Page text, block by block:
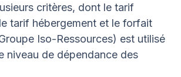
critères, dont le tarif
tarif hébergement et le forfait
Iso-Ressources) est utilisé
niveau de dépendance des